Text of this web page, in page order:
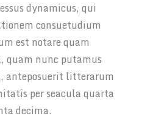
dynamicus, qui
consuetudium
est notare quam
quam nunc putamus
anteposuerit litterarum
per seacula quarta
decima.